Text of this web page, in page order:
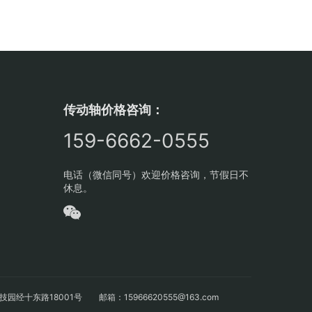
传动轴价格咨询：
159-6662-0555
电话（微信同号）欢迎价格咨询，节假日不
休息。
技园经十东路18001号 邮箱：15966620555@163.com